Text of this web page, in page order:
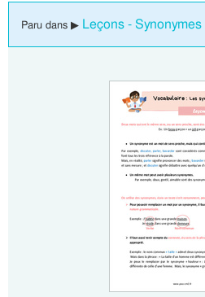
Paru dans ▶ Leçons -